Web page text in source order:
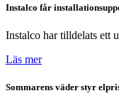
Instalco får
Instalco har tilldelats ett
Läs mer
Sommarens väder styr